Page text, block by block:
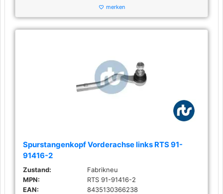
favorite_border merken
Spurstangenkopf Vorderachse links RTS 91-
91416-2
Zustand:
Fabrikneu
MPN:
RTS 91-91416-2
EAN:
8435130366238